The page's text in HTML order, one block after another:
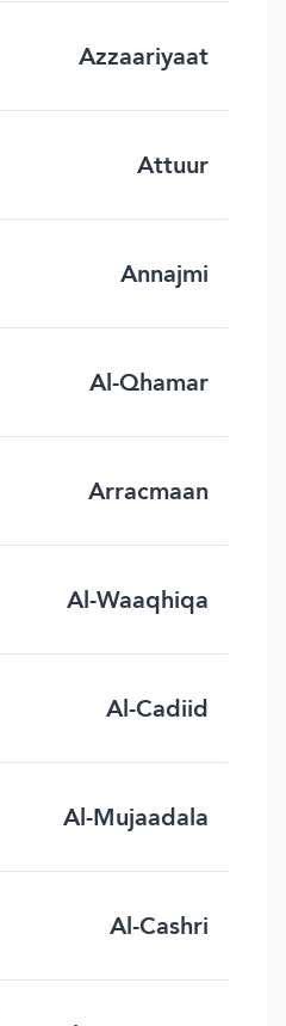
Azzaariyaat
Attuur
Annajmi
Al-Qhamar
Arracmaan
Al-Waaqhiqa
Al-Cadiid
Al-Mujaadala
Al-Cashri